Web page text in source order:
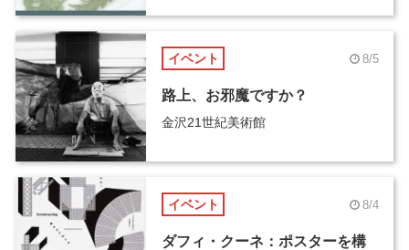
イベント 8/5
路上、お邪魔ですか？
金沢21世紀美術館
イベント 8/4
ダフィ・クーネ：ポスターを構